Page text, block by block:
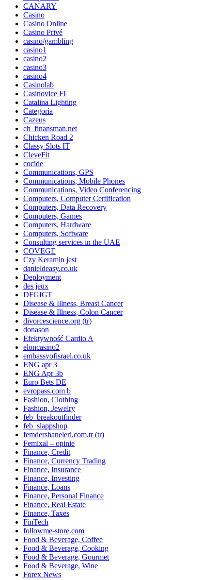
CANARY
Casino
Casino Online
Casino Privé
casino/gambling
casino1
casino2
casino3
casino4
Casinolab
Casinovice FI
Catalina Lighting
Categoría
Cazeus
ch_finansman.net
Chicken Road 2
Classy Slots IT
CleveFit
cocide
Communications, GPS
Communications, Mobile Phones
Communications, Video Conferencing
Computers, Computer Certification
Computers, Data Recovery
Computers, Games
Computers, Hardware
Computers, Software
Consulting services in the UAE
COVEGE
Czy Keramin jest
danieldeasy.co.uk
Deployment
des jeux
DFGIGT
Disease & Illness, Breast Cancer
Disease & Illness, Colon Cancer
divorcescience.org (tr)
donason
Efektywność Cardio A
eloncasino2
embassyofisrael.co.uk
ENG apr 3
ENG Apr 3b
Euro Bets DE
evropass.com b
Fashion, Clothing
Fashion, Jewelry
feb_breakoutfinder
feb_slappshop
femdershaneleri.com.tr (tr)
Femixal – opinie
Finance, Credit
Finance, Currency Trading
Finance, Insurance
Finance, Investing
Finance, Loans
Finance, Personal Finance
Finance, Real Estate
Finance, Taxes
FinTech
followme-store.com
Food & Beverage, Coffee
Food & Beverage, Cooking
Food & Beverage, Gourmet
Food & Beverage, Wine
Forex News